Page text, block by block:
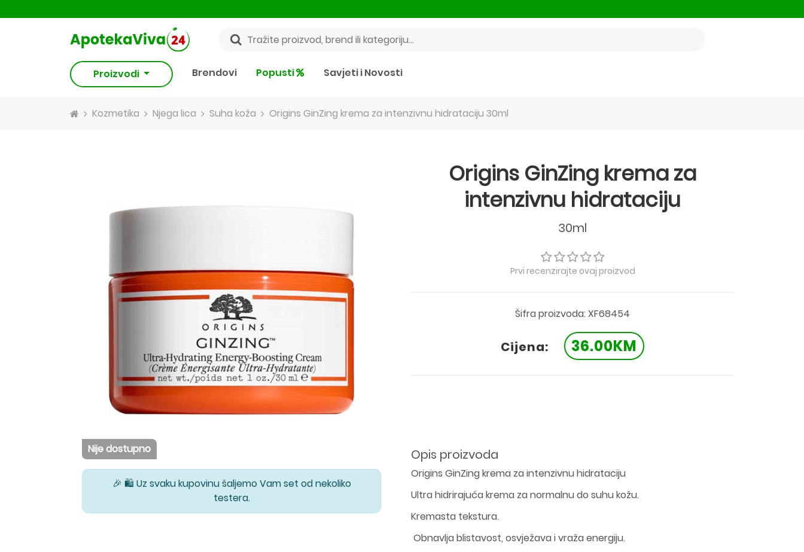
Proizvodi Brendovi Popusti Savjeti i Novosti
Kozmetika Njega lica Suha koža Origins GinZing krema za intenzivnu hidrataciju 30ml
Nije dostupno
🎉 🛍️ Uz svaku kupovinu šaljemo Vam set od nekoliko
testera.
Origins GinZing krema za
intenzivnu hidrataciju
30ml
Prvi recenzirajte ovaj proizvod
Šifra proizvoda: XF68454
Cijena: 36.00KM
Opis proizvoda
Origins GinZing krema za intenzivnu hidrataciju
Ultra hidrirajuća krema za normalnu do suhu kožu.
Kremasta tekstura.
Obnavlja blistavost, osvježava i vraža energiju.